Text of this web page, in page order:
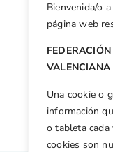
Bienvenida/o
página web
VALENCIANA
Una cookie o
información
o tableta
cookies son